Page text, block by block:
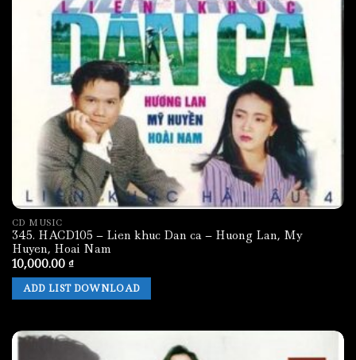
CD MUSIC
345. HACD105 – Lien khuc Dan ca – Huong Lan, My
Huyen, Hoai Nam
10,000.00 ₫
ADD LIST DOWNLOAD